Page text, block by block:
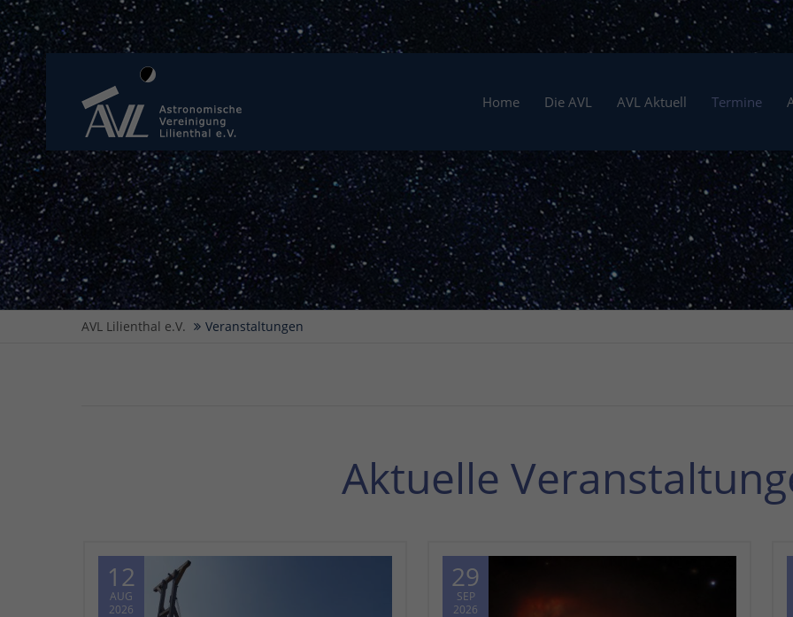
Home Die AVL AVL Aktuell Termine
AVL Lilienthal e.V. Veranstaltungen
Aktuelle
12
AUG
2026
29
SEP
2026